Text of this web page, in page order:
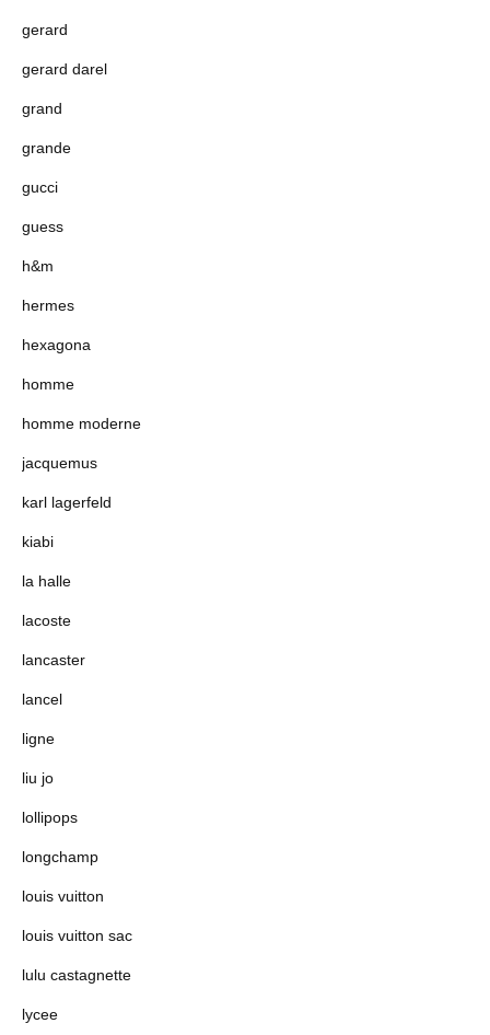
gerard
gerard darel
grand
grande
gucci
guess
h&m
hermes
hexagona
homme
homme moderne
jacquemus
karl lagerfeld
kiabi
la halle
lacoste
lancaster
lancel
ligne
liu jo
lollipops
longchamp
louis vuitton
louis vuitton sac
lulu castagnette
lycee